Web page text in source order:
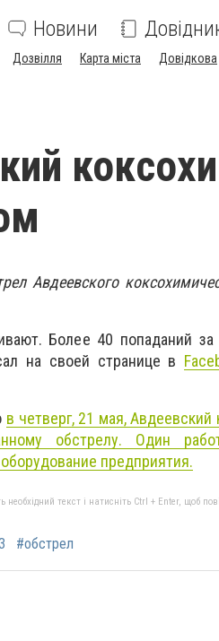
Новини
Дозвілля Карта міста Довідкова
Авдеевского
Более 40 попаданий
на своей странице в
в четверг, 21 мая,
обстрелу. Один
предприятия.
текст і натисніть Ctrl + Enter, щоб
#обстрел